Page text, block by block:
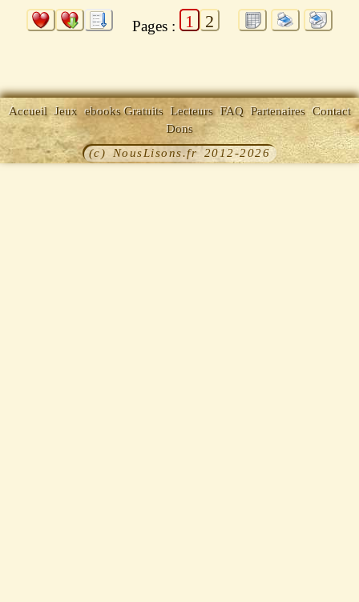
Pages : 1 2
Accueil Jeux ebooks Gratuits Lecteurs FAQ Partenaires Contact
Dons
(c) NousLisons.fr 2012-2026